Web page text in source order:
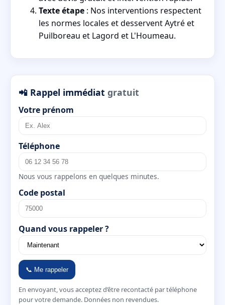
Texte étape : Nos interventions respectent
les normes locales et desservent Aytré et
Puilboreau et Lagord et L'Houmeau.
📲 Rappel immédiat gratuit
Votre prénom
Téléphone
Nous vous rappelons en quelques minutes.
Code postal
Quand vous rappeler ?
📞 Me rappeler
En envoyant, vous acceptez d’être recontacté par téléphone
pour votre demande. Données non revendues.